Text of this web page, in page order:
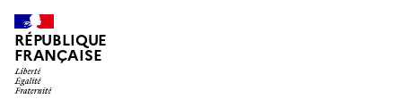
RÉPUBLIQUE
FRANÇAISE